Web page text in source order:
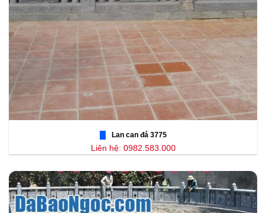
Lan can đá 3775
Liên hệ: 0982.583.000